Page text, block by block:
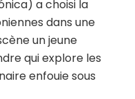
a choisi la
dans une
un jeune
qui explore les
enfouie sous